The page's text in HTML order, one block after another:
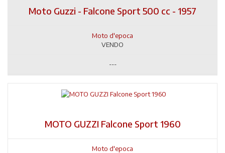
Moto Guzzi - Falcone Sport 500 cc - 1957
Moto d'epoca
VENDO
---
MOTO GUZZI Falcone Sport 1960
Moto d'epoca